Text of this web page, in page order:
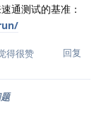
通测试的基准：
回复
得很赞